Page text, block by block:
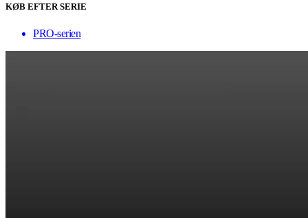
KØB EFTER SERIE
PRO-serien